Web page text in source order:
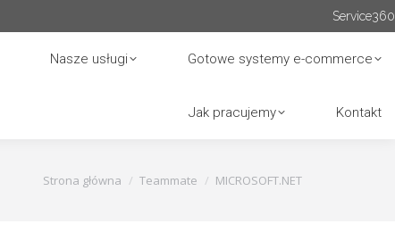
Service360
Nasze usługi Gotowe systemy e-commerce
Jak pracujemy Kontakt
Jesteś tutaj:
Strona główna Teammate MICROSOFT.NET